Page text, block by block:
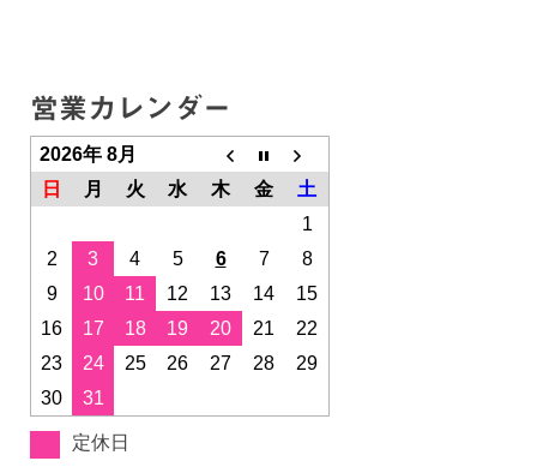
営業カレンダー
2026年 8月
日
月 火 水 木 金
土
1
2
3 4 5 6 7
8
9
10 11 12 13 14
15
16
17 18 19 20 21
22
23
24 25 26 27 28
29
30
31
定休日